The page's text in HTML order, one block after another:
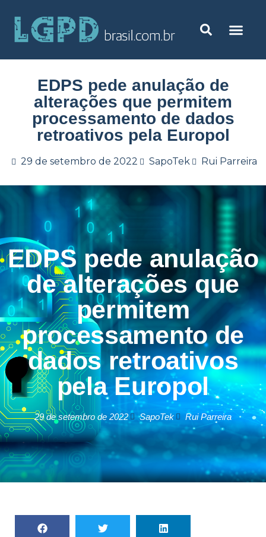
EDPS pede anulação de
alterações que permitem
processamento de dados
retroativos pela Europol
29 de setembro de 2022 SapoTek Rui Parreira
EDPS pede anulação
de alterações que
permitem
processamento de
dados retroativos
pela Europol
29 de setembro de 2022 SapoTek Rui Parreira